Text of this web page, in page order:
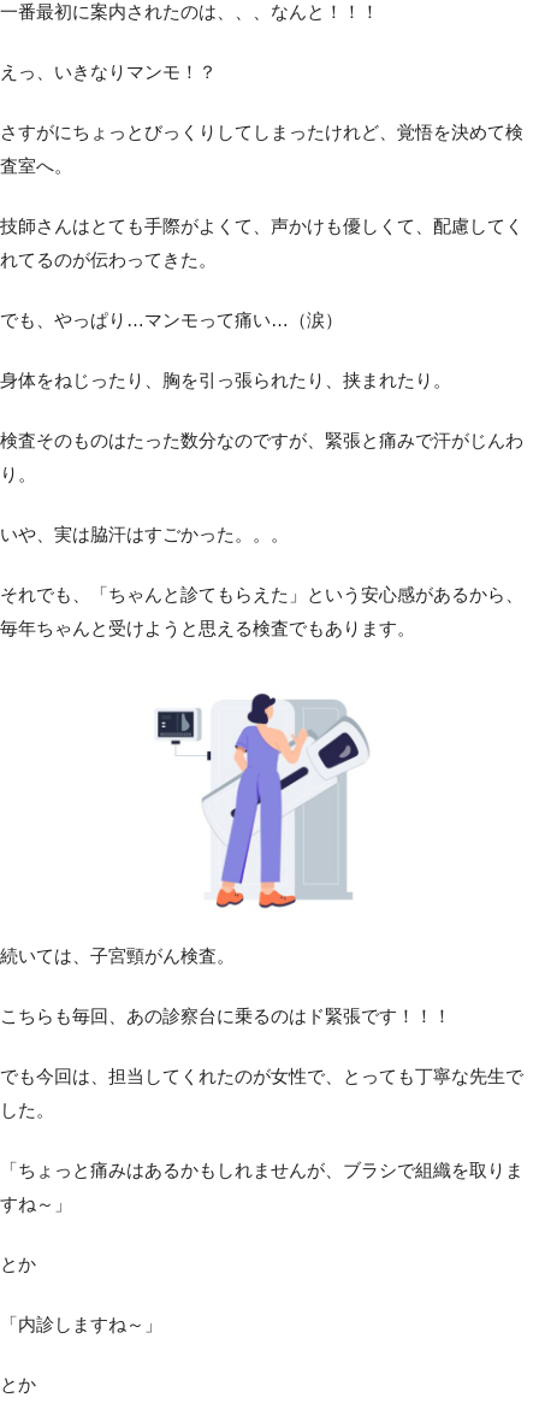
一番最初に案内されたのは、、、なんと！！！
えっ、いきなりマンモ！？
さすがにちょっとびっくりしてしまったけれど、覚悟を決めて検
査室へ。
技師さんはとても手際がよくて、声かけも優しくて、配慮してく
れてるのが伝わってきた。
でも、やっぱり…マンモって痛い…（涙）
身体をねじったり、胸を引っ張られたり、挟まれたり。
検査そのものはたった数分なのですが、緊張と痛みで汗がじんわ
り。
いや、実は脇汗はすごかった。。。
それでも、「ちゃんと診てもらえた」という安心感があるから、
毎年ちゃんと受けようと思える検査でもあります。
続いては、子宮頸がん検査。
こちらも毎回、あの診察台に乗るのはド緊張です！！！
でも今回は、担当してくれたのが女性で、とっても丁寧な先生で
した。
「ちょっと痛みはあるかもしれませんが、ブラシで組織を取りま
すね～」
とか
「内診しますね～」
とか